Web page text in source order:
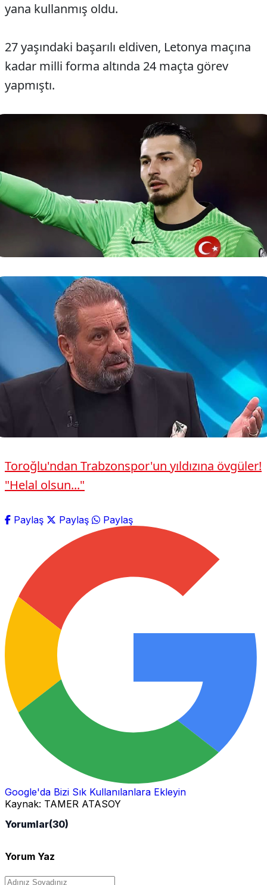
yana kullanmış oldu.
27 yaşındaki başarılı eldiven, Letonya maçına
kadar milli forma altında 24 maçta görev
yapmıştı.
Toroğlu'ndan Trabzonspor'un yıldızına övgüler!
"Helal olsun..."
Paylaş Paylaş Paylaş
Google'da Bizi Sık Kullanılanlara Ekleyin
Kaynak: TAMER ATASOY
Yorumlar(30)
Yorum Yaz